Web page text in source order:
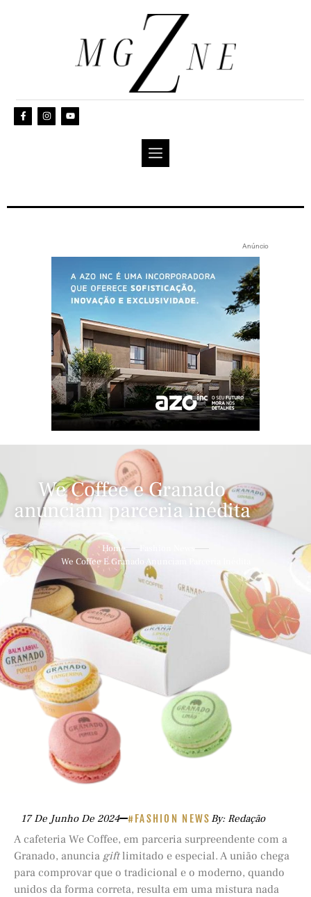
Anúncio
We Coffee e Granado
anunciam parceria inédita
Home
We Coffee E Granado Anunciam Parceria Inédita
17 De Junho De 2024 #FASHION NEWS By: Redação
A cafeteria We Coffee, em parceria surpreendente com a
Granado, anuncia giftlimitado e especial. A união chega
para comprovar que o tradicional e o moderno, quando
unidos da forma correta, resulta em uma mistura nada